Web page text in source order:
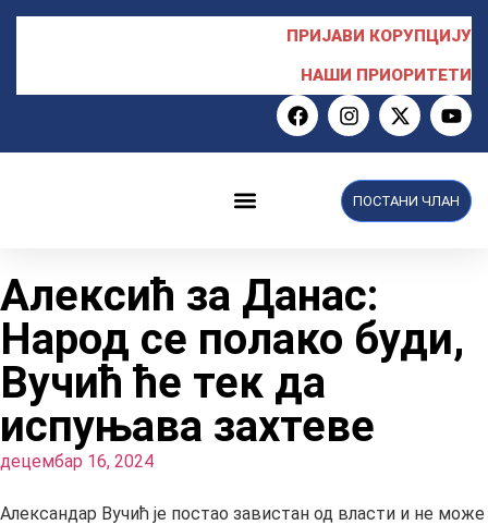
ПРИЈАВИ КОРУПЦИЈУ
НАШИ ПРИОРИТЕТИ
ПОСТАНИ ЧЛАН
Алексић за Данас:
Народ се полако буди,
Вучић ће тек да
испуњава захтеве
децембар 16, 2024
Александар Вучић је постао завистан од власти и не може